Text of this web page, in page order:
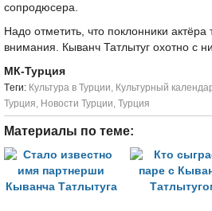
сопродюсера.
Надо отметить, что поклонники актёра
внимания. Кыванч Татлытуг охотно с
МК-Турция
Tеги: Культура в Турции, Культурный
Турция, Новости Турции, Турция
Материалы по теме: